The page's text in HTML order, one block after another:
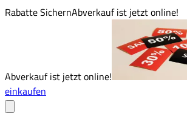
Rabatte SichernAbverkauf ist jetzt online!
Abverkauf ist jetzt online!
einkaufen